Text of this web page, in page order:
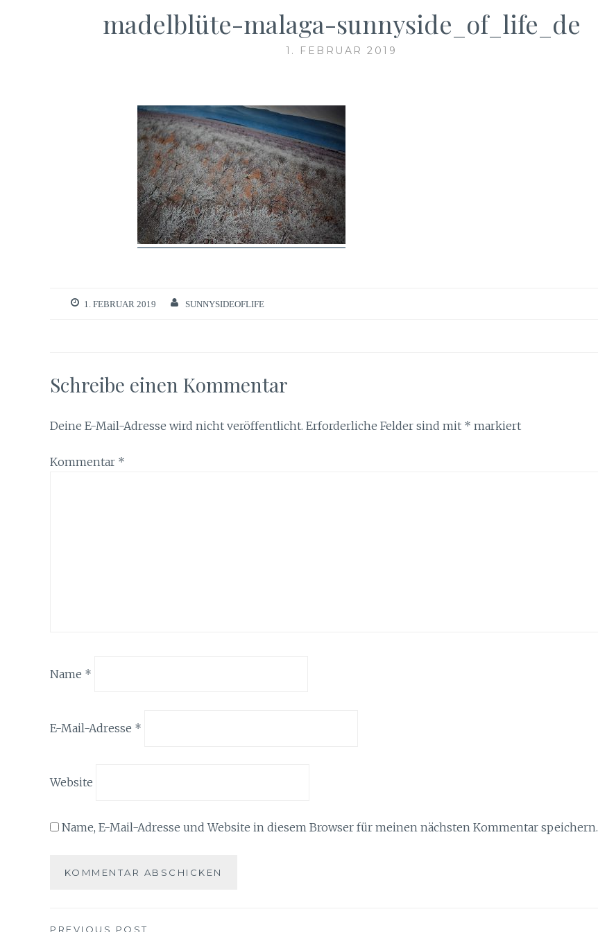
madelblüte-malaga-sunnyside_of_life_de
1. FEBRUAR 2019
1. FEBRUAR 2019 SUNNYSIDEOFLIFE
Schreibe einen Kommentar
Deine E-Mail-Adresse wird nicht veröffentlicht. Erforderliche Felder sind mit * markiert
Kommentar *
Name *
E-Mail-Adresse *
Website
Name, E-Mail-Adresse und Website in diesem Browser für meinen nächsten Kommentar speichern.
PREVIOUS POST